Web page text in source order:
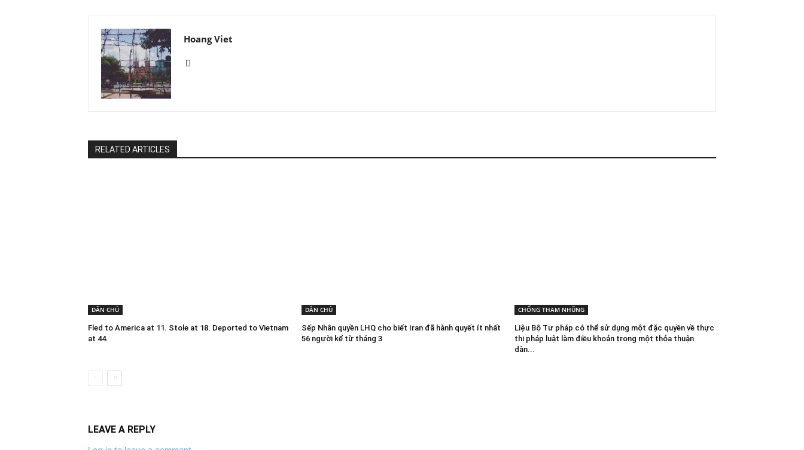
Hoang Viet
RELATED ARTICLES
DÂN CHỦ
Fled to America at 11. Stole at 18. Deported to Vietnam
at 44.
DÂN CHỦ
Sếp Nhân quyền LHQ cho biết Iran đã hành quyết ít nhất
56 người kể từ tháng 3
CHỐNG THAM NHŨNG
Liệu Bộ Tư pháp có thể sử dụng một đặc quyền về thực
thi pháp luật làm điều khoản trong một thỏa thuận
dàn...
LEAVE A REPLY